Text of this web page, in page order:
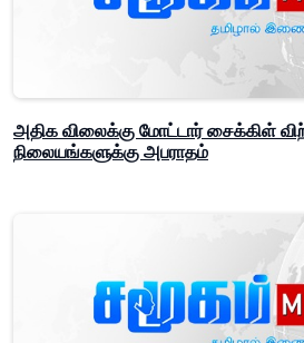
அதிக விலைக்கு மோட்டார் சைக்கிள்
நிலையங்களுக்கு அபராதம்